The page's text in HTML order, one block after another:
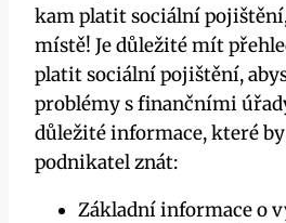
kam platit sociální
místě! Je důležité mít
platit sociální pojištění,
problémy s finančními
důležité informace, které
podnikatel znát:
Základní informace o